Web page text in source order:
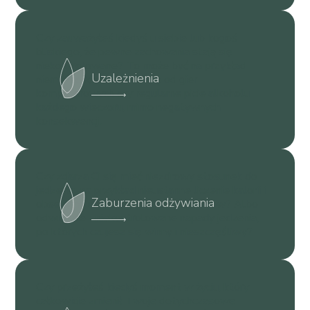
Uzależnienia
niekontrolowane? To może być na przykład
niemożność oderwania się od gier
komputerowych czy regularne picie alkoholu
Zaburzenia odżywiania
jedzenia, na przykład nieustanne liczenie kalorii i
obsesyjne unikanie pewnych pokarmów? Albo
odwrotnie - niekontrolowane napady jedzenia,